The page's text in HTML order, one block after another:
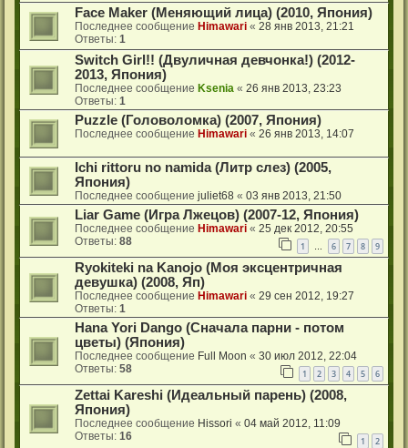
Face Maker (Меняющий лица) (2010, Япония)
Последнее сообщение Himawari « 28 янв 2013, 21:21
Ответы: 1
Switch Girl!! (Двуличная девчонка!) (2012-
2013, Япония)
Последнее сообщение Ksenia « 26 янв 2013, 23:23
Ответы: 1
Puzzle (Головоломка) (2007, Япония)
Последнее сообщение Himawari « 26 янв 2013, 14:07
Ichi rittoru no namida (Литр слез) (2005,
Япония)
Последнее сообщение juliet68 « 03 янв 2013, 21:50
Liar Game (Игра Лжецов) (2007-12, Япония)
Последнее сообщение Himawari « 25 дек 2012, 20:55
Ответы: 88 1 … 6 7 8 9
Ryokiteki na Kanojo (Моя эксцентричная
девушка) (2008, Яп)
Последнее сообщение Himawari « 29 сен 2012, 19:27
Ответы: 1
Hana Yori Dango (Сначала парни - потом
цветы) (Япония)
Последнее сообщение Full Moon « 30 июл 2012, 22:04
Ответы: 58 1 2 3 4 5 6
Zettai Kareshi (Идеальный парень) (2008,
Япония)
Последнее сообщение Hissori « 04 май 2012, 11:09
Ответы: 16 1 2